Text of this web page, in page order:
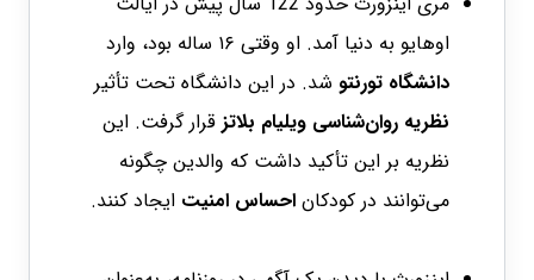
اوهایو به دنیا آمد. او وقتی ۱۶ ساله بود، وارد
دانشگاه تورنتو شد. در این دانشگاه تحت تأثیر
نظریه روان‌شناسی ویلیام بلاتز قرار گرفت. این
نظریه بر این تأکید داشت که والدین چگونه
می‌توانند در کودکان احساس امنیت ایجاد کنند.